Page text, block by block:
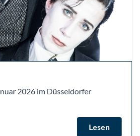
2026 im Düsseldorfer
Lesen